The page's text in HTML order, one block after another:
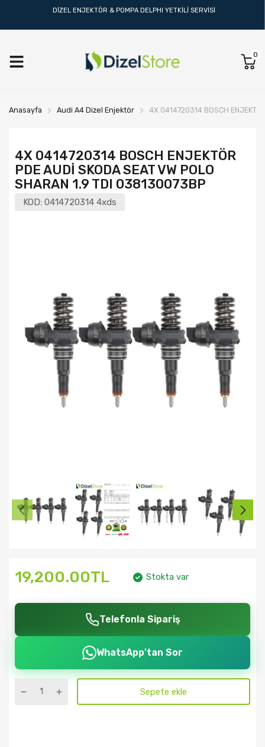
DİZEL ENJEKTÖR & POMPA DELPHI YETKİLİ SERVİSİ
0
Anasayfa Audi A4 Dizel Enjektör 4X 0414720314 BOSCH
4X 0414720314 BOSCH ENJEKTÖR
PDE AUDİ SKODA SEAT VW POLO
SHARAN 1.9 TDI 038130073BP
KOD: 0414720314 4xds
19,200.00TL Stokta var
Telefonla Sipariş
WhatsApp'tan Sor
Sepete ekle